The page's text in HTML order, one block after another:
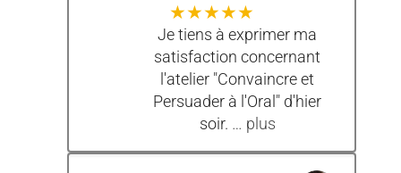
★★★★★
Je tiens à exprimer ma
satisfaction concernant
l'atelier "Convaincre et
Persuader à l'Oral" d'hier
soir. … plus